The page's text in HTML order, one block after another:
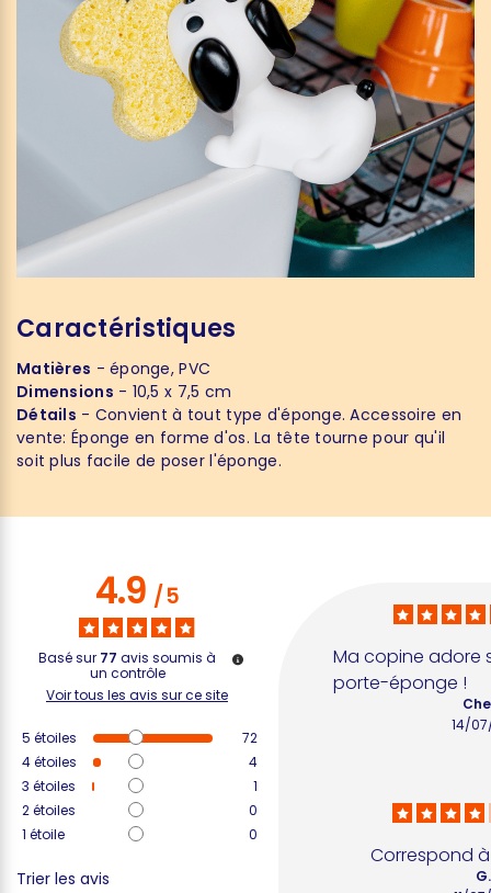
Caractéristiques
Matières - éponge, PVC
Dimensions - 10,5 x 7,5 cm
Détails - Convient à tout type d'éponge. Accessoire en
vente: Éponge en forme d'os. La tête tourne pour qu'il
soit plus facile de poser l'éponge.
4.9/5
Basé sur 77 avis soumis à
un contrôle
Voir tous les avis sur ce site
5 étoiles
72
4étoiles
4
3 étoiles
1
2étoiles
0
1 étoile 0
Trier les avis
Ma copine adore
porte-éponge !
14/
Correspond